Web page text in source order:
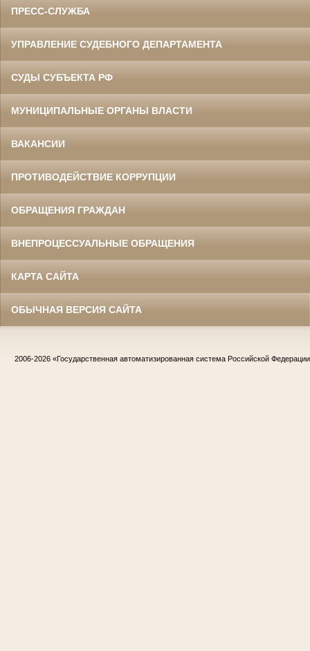
ПРЕСС-СЛУЖБА
УПРАВЛЕНИЕ СУДЕБНОГО ДЕПАРТАМЕНТА
СУДЫ СУБЪЕКТА РФ
МУНИЦИПАЛЬНЫЕ ОРГАНЫ ВЛАСТИ
ВАКАНСИИ
ПРОТИВОДЕЙСТВИЕ КОРРУПЦИИ
ОБРАЩЕНИЯ ГРАЖДАН
ВНЕПРОЦЕССУАЛЬНЫЕ ОБРАЩЕНИЯ
КАРТА САЙТА
ОБЫЧНАЯ ВЕРСИЯ САЙТА
2006-2026 «Государственная автоматизированная система Российской